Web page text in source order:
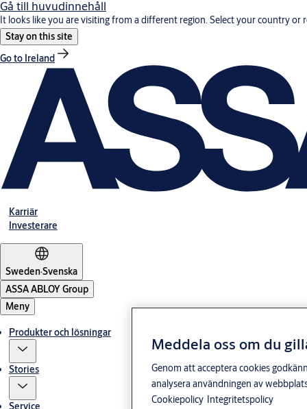
Gå till huvudinnehåll
It looks like you are visiting from a different region. Select your country or
Stay on this site
Go to Ireland
Karriär
Investerare
Sweden·Svenska
ASSA ABLOY Group
Meny
Produkter och lösningar
Stories
Service
Meddela oss om du
Genom att acceptera cookies
analysera användningen av
Cookiepolicy Integritetspolicy